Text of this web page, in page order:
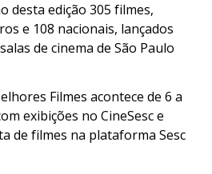
desta edição 305 filmes,
e 108 nacionais, lançados
de cinema de São Paulo
Filmes acontece de 6 a
exibições no CineSesc e
de filmes na plataforma Sesc